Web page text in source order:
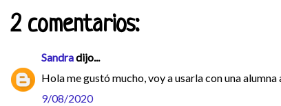
2 comentarios:
Sandradijo...
Hola me gustó mucho, voy a usarla con una
9/08/2020